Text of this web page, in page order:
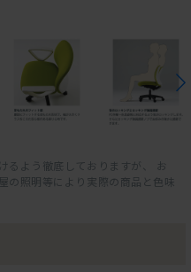
るよう徹底しておりますが、 お
の照明等により実際の商品と色味